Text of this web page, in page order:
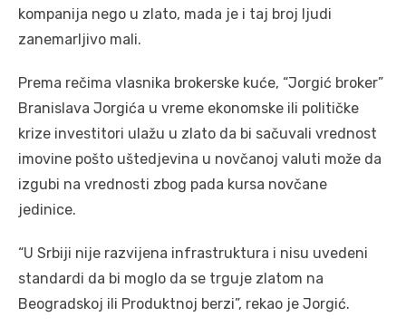
kompanija nego u zlato, mada je i taj broj ljudi
zanemarljivo mali.
Prema rečima vlasnika brokerske kuće, “Jorgić broker”
Branislava Jorgića u vreme ekonomske ili političke
krize investitori ulažu u zlato da bi sačuvali vrednost
imovine pošto uštedjevina u novčanoj valuti može da
izgubi na vrednosti zbog pada kursa novčane
jedinice.
“U Srbiji nije razvijena infrastruktura i nisu uvedeni
standardi da bi moglo da se trguje zlatom na
Beogradskoj ili Produktnoj berzi”, rekao je Jorgić.